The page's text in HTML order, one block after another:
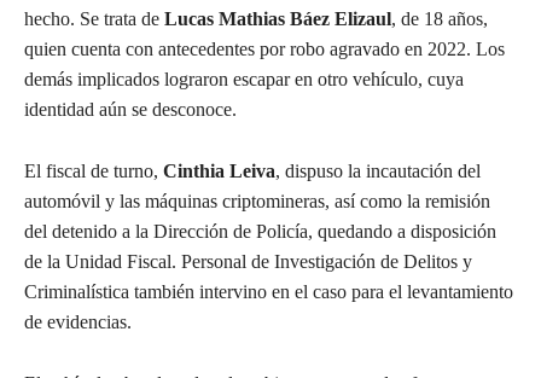
hecho. Se trata de Lucas Mathias Báez Elizaul, de 18 años,
quien cuenta con antecedentes por robo agravado en 2022. Los
demás implicados lograron escapar en otro vehículo, cuya
identidad aún se desconoce.
El fiscal de turno, Cinthia Leiva, dispuso la incautación del
automóvil y las máquinas criptomineras, así como la remisión
del detenido a la Dirección de Policía, quedando a disposición
de la Unidad Fiscal. Personal de Investigación de Delitos y
Criminalística también intervino en el caso para el levantamiento
de evidencias.